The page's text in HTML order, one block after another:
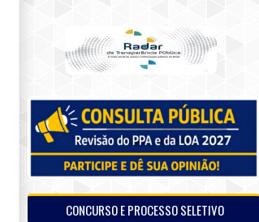
CONCURSO E PROCESSO SELETIVO